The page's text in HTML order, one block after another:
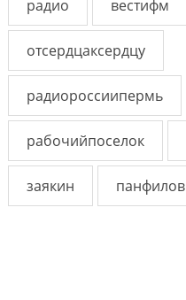
радио вестифм
отсердцаксердцу
радиороссиипермь
рабочийпоселок
заякин панфилов